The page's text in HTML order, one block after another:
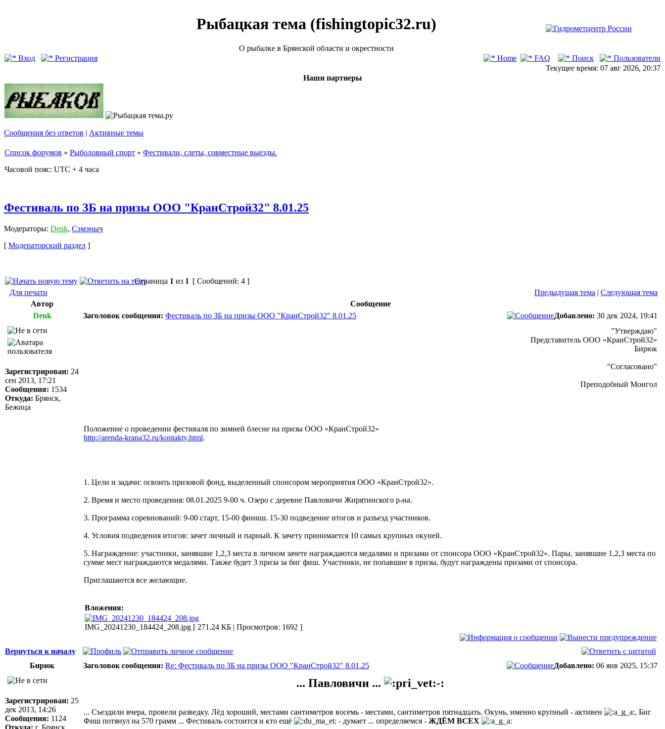
Рыбацкая тема (fishingtopic32.ru)
О рыбалке в Брянской области и окрестности
Вход
Регистрация Home FAQ Поиск
Пользователи
Текущее время: 07 авг 2026, 20:37
Наши партнеры
Сообщения без ответов | Активные темы
Список форумов » Рыболовный спорт » Фестивали, слеты, совместные выезды.
Часовой пояс: UTC + 4 часа
Фестиваль по ЗБ на призы ООО "КранСтрой32" 8.01.25
Модераторы: Denk, Сэмэныч
[ Модераторский раздел ]
Страница 1 из 1 [ Сообщений: 4 ]
Для печати
Предыдущая тема | Следующая тема
Автор
Сообщение
Denk
Заголовок сообщения: Фестиваль по ЗБ на призы ООО "КранСтрой32" 8.01.25 Добавлено: 30 дек 2024, 19:41
Зарегистрирован: 24
сен 2013, 17:21
Сообщения: 1534
Откуда: Брянск,
Бежица
"Утверждаю"
Представитель ООО «КранСтрой32»
Бирюк
"Согласовано"
Преподобный Монгол
Положение о проведении фестиваля по зимней блесне на призы ООО «КранСтрой32»
http://arenda-krana32.ru/kontakty.html.
1. Цели и задачи: освоить призовой фонд, выделенный спонсором мероприятия ООО «КранСтрой32».
2. Время и место проведения: 08.01.2025 9-00 ч. Озеро с деревне Павловичи Жирятинского р-на.
3. Программа соревнований: 9-00 старт, 15-00 финиш. 15-30 подведение итогов и разъезд участников.
4. Условия подведения итогов: зачет личный и парный. К зачету принимается 10 самых крупных окуней.
5. Награждение: участники, занявшие 1,2,3 места в личном зачете награждаются медалями и призами от спонсора ООО «КранСтрой32». Пары, занявшие 1,2,3 места по
сумме мест награждаются медалями. Также будет 3 приза за биг фиш. Участники, не попавшие в призы, будут награждены призами от спонсора.
Приглашаются все желающие.
Вложения:
IMG_20241230_184424_208.jpg [ 271.24 КБ | Просмотров: 1692 ]
Вернуться к началу
Бирюк
Заголовок сообщения: Re: Фестиваль по ЗБ на призы ООО "КранСтрой32" 8.01.25 Добавлено: 06 янв 2025, 15:37
Зарегистрирован: 25
дек 2013, 14:26
Сообщения: 1124
Откуда: г. Брянск,
... Павловичи ...
... Съездили вчера, провели разведку. Лёд хороший, местами сантиметров восемь - местами, сантиметров пятнадцать. Окунь, именно крупный - активен
, Биг
Фиш потянул на 570 грамм ... Фестиваль состоится и кто ещё
- думает ... определяемся - ЖДЁМ ВСЕХ